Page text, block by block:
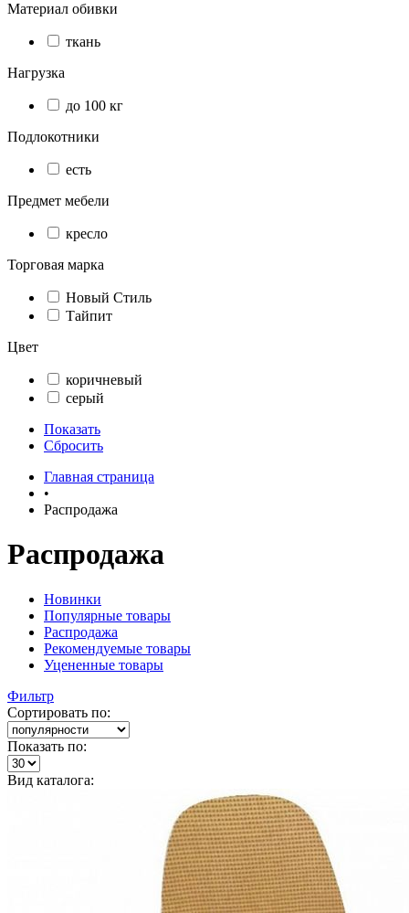
Материал обивки
ткань
Нагрузка
до 100 кг
Подлокотники
есть
Предмет мебели
кресло
Торговая марка
Новый Стиль
Тайпит
Цвет
коричневый
серый
Показать
Сбросить
Главная страница
•
Распродажа
Распродажа
Новинки
Популярные товары
Распродажа
Рекомендуемые товары
Уцененные товары
Фильтр
Сортировать по:
Показать по:
Вид каталога: